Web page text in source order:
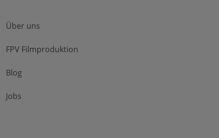
Über uns
FPV Filmproduktion
Blog
Jobs